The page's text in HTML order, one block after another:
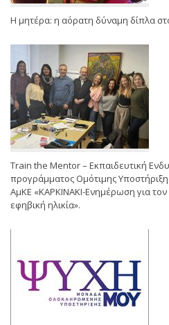
Η μητέρα: η αόρατη δύναμη δίπλα
Train the Mentor – Εκπαιδευτική
προγράμματος Ομότιμης
ΑμΚΕ «ΚΑΡΚΙΝΑΚΙ-Ενημέρωση για τον
εφηβική ηλικία».